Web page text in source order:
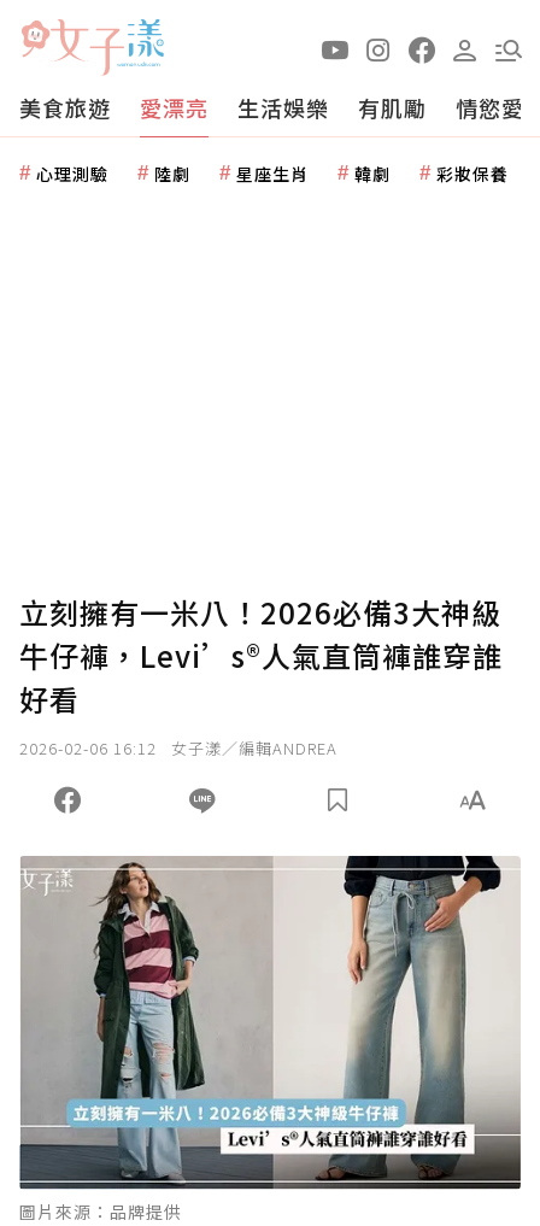
美食旅遊 愛漂亮 生活娛樂 有肌勵 情慾愛
心理測驗 陸劇 星座生肖 韓劇 彩妝保養
立刻擁有一米八！2026必備3大神級
牛仔褲，Levi’s®人氣直筒褲誰穿誰
好看
2026-02-06 16:12 女子漾／編輯ANDREA
圖片來源：品牌提供